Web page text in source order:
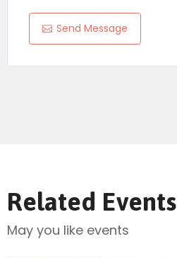
Send Message
Related Events
May you like events